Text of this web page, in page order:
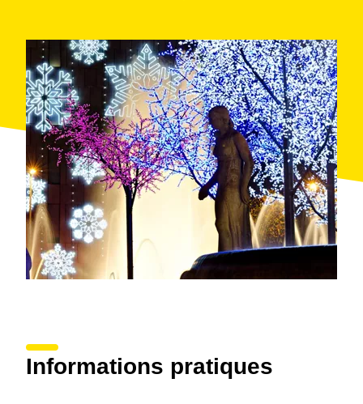
ligne téléphonique directe, accès Internet sans fil
gratuit, réfrigérateur et planchers en parquet. La
plupart offrent un balcon donnant sur la rue. La
réception, ouverte 24/24 h, offre un accueil aimable et
familial, et dispose de toutes les informations
touristiques et conseils nécessaires.
Informations pratiques